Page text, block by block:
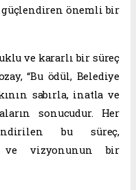
önemli bir
ve kararlı bir süreç
“Bu ödül, Belediye
sabırla, inatla ve
sonucudur. Her
bu süreç,
ve vizyonunun bir